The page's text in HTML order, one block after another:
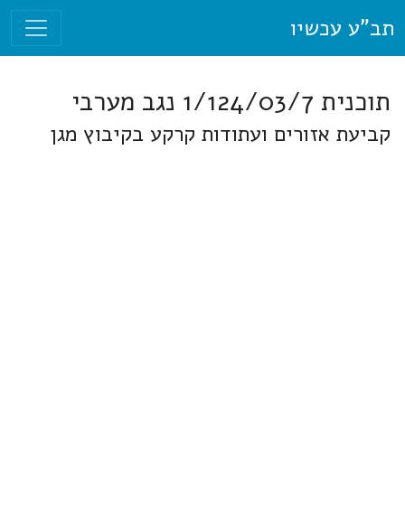
תב"ע עכשיו
תוכנית 1/124/03/7 נגב מערבי
קביעת אזורים ועתודות קרקע בקיבוץ מגן